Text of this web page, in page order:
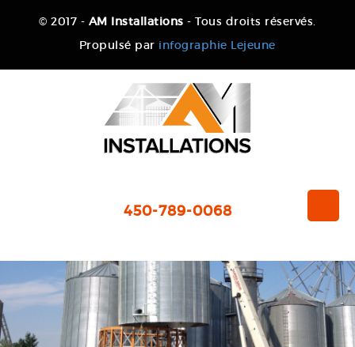
© 2017 - AM Installations - Tous droits réservés.
Propulsé par infographie Lejeune
450-789-0068